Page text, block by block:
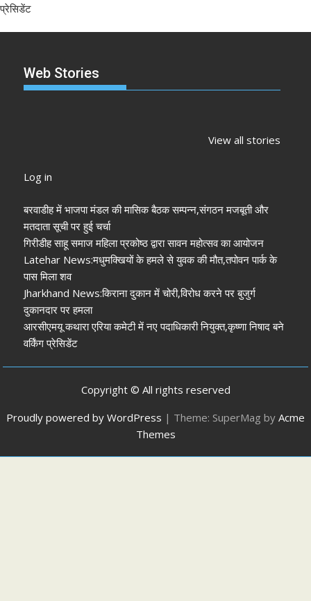
प्रेसिडेंट
Web Stories
View all stories
तस्वीर साफ
‘संविधान बचाओ रैली’:
पलक तिवारी
Log in
बरवाडीह में भाजपा मंडल की मासिक बैठक सम्पन्न,संगठन मजबूती और
मतदाता सूची पर हुई चर्चा
गिरीडीह साहू समाज महिला प्रकोष्ठ द्वारा सावन महोत्सव का आयोजन
Latehar News:मधुमक्खियों के हमले से युवक की मौत,तपोवन पार्क के
पास मिला शव
Jharkhand News:किराना दुकान में चोरी,विरोध करने पर बुजुर्ग
दुकानदार पर हमला
आरसीएमयू कथारा एरिया कमेटी में नए पदाधिकारी नियुक्त,कृष्णा निषाद बने
वर्किंग प्रेसिडेंट
Copyright © All rights reserved
Proudly powered by WordPress | Theme: SuperMag by Acme
Themes